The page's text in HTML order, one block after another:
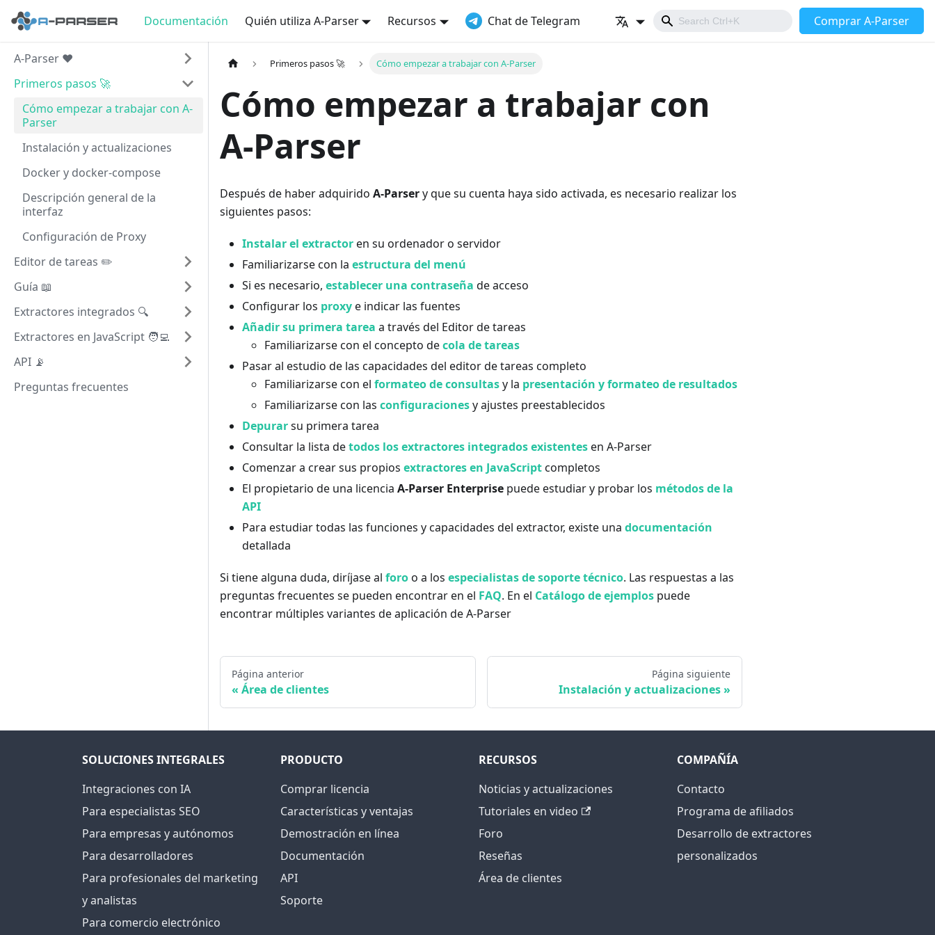
Documentación Quién utiliza A-Parser Recursos Chat de Telegram Comprar A-Parser
A-Parser ❤️
Primeros pasos 🚀
Cómo empezar a trabajar con A-
Parser
Instalación y actualizaciones
Docker y docker-compose
Descripción general de la
interfaz
Configuración de Proxy
Editor de tareas ✏️
Guía 📖
Extractores integrados 🔍
Extractores en JavaScript 🧑‍💻
API 📡
Preguntas frecuentes
Primeros pasos 🚀 Cómo empezar a trabajar con A-Parser
Cómo empezar a trabajar con
A-Parser
Después de haber adquirido A-Parsery que su cuenta haya sido activada, es necesario realizar los
siguientes pasos:
Instalar el extractoren su ordenador o servidor
Familiarizarse con la estructura del menú
Si es necesario, establecer una contraseña de acceso
Configurar los proxye indicar las fuentes
Añadir su primera tarea a través del Editor de tareas
Familiarizarse con el concepto decola de tareas
Pasar al estudio de las capacidades del editor de tareas completo
Familiarizarse con el formateo de consultasy la presentación y formateo de resultados
Familiarizarse con las configuracionesy ajustes preestablecidos
Depurarsu primera tarea
Consultar la lista detodos los extractores integrados existentesen A-Parser
Comenzar a crear sus propios extractores en JavaScriptcompletos
El propietario de una licencia A-Parser Enterprise puede estudiar y probar los métodos de la
API
Para estudiar todas las funciones y capacidades del extractor, existe una documentación
detallada
Si tiene alguna duda, diríjase al foroo a los especialistas de soporte técnico. Las respuestas a las
preguntas frecuentes se pueden encontrar en el FAQ. En el Catálogo de ejemplos puede
encontrar múltiples variantes de aplicación de A-Parser
Página anterior
Área de clientes
Página siguiente
Instalación y actualizaciones
SOLUCIONES INTEGRALES
Integraciones con IA
Para especialistas SEO
Para empresas y autónomos
Para desarrolladores
Para profesionales del marketing
y analistas
Para comercio electrónico
PRODUCTO
Comprar licencia
Características y ventajas
Demostración en línea
Documentación
API
Soporte
RECURSOS
Noticias y actualizaciones
Tutoriales en video
Foro
Reseñas
Área de clientes
COMPAÑÍA
Contacto
Programa de afiliados
Desarrollo de extractores
personalizados